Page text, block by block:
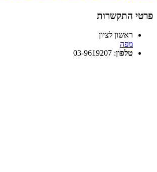
פרטי התקשרות
ראשון לציון
מפה
טלפון:
03-9619207